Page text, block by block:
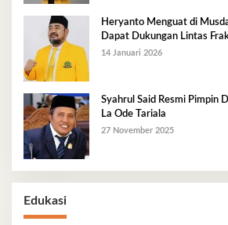
Heryanto Menguat di
Dapat Dukungan Lintas
14 Januari 2026
Syahrul Said Resmi Pimpin
La Ode Tariala
27 November 2025
Edukasi